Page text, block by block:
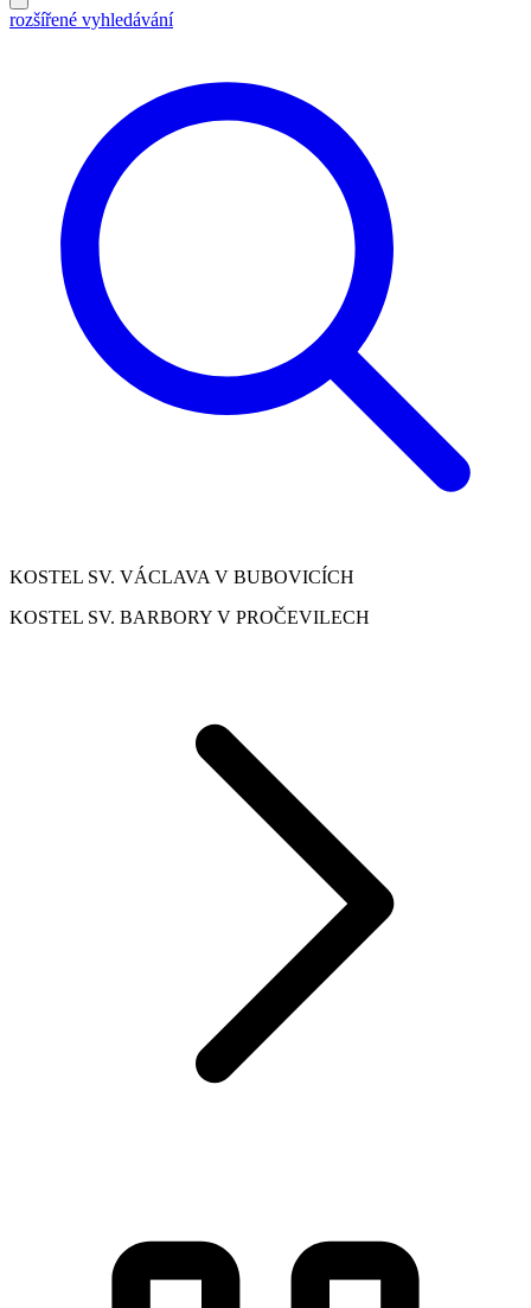
rozšířené vyhledávání
KOSTEL SV. VÁCLAVA V BUBOVICÍCH
KOSTEL SV. BARBORY V PROČEVILECH